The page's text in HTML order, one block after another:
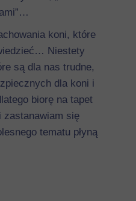
koni, które
Niestety
są dla nas trudne,
dla koni i
biorę na tapet
zastanawiam się
tematu płyną